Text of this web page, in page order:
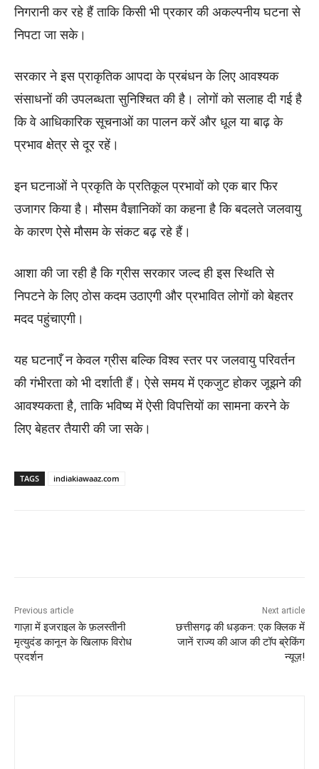
निगरानी कर रहे हैं ताकि किसी भी प्रकार की अकल्पनीय घटना से
निपटा जा सके।
सरकार ने इस प्राकृतिक आपदा के प्रबंधन के लिए आवश्यक
संसाधनों की उपलब्धता सुनिश्चित की है। लोगों को सलाह दी गई है
कि वे आधिकारिक सूचनाओं का पालन करें और धूल या बाढ़ के
प्रभाव क्षेत्र से दूर रहें।
इन घटनाओं ने प्रकृति के प्रतिकूल प्रभावों को एक बार फिर
उजागर किया है। मौसम वैज्ञानिकों का कहना है कि बदलते जलवायु
के कारण ऐसे मौसम के संकट बढ़ रहे हैं।
आशा की जा रही है कि ग्रीस सरकार जल्द ही इस स्थिति से
निपटने के लिए ठोस कदम उठाएगी और प्रभावित लोगों को बेहतर
मदद पहुंचाएगी।
यह घटनाएँ न केवल ग्रीस बल्कि विश्व स्तर पर जलवायु परिवर्तन
की गंभीरता को भी दर्शाती हैं। ऐसे समय में एकजुट होकर जूझने की
आवश्यकता है, ताकि भविष्य में ऐसी विपत्तियों का सामना करने के
लिए बेहतर तैयारी की जा सके।
TAGS indiakiawaaz.com
Previous article
गाज़ा में इजराइल के फ़लस्तीनी
मृत्युदंड कानून के खिलाफ विरोध
प्रदर्शन
Next article
छत्तीसगढ़ की धड़कन: एक क्लिक में
जानें राज्य की आज की टॉप ब्रेकिंग
न्यूज़!